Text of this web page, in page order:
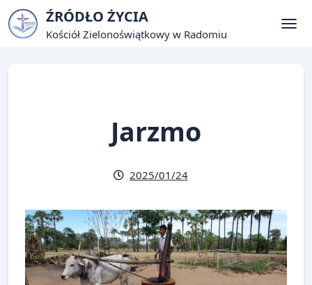
Skip
to
ŹRÓDŁO ŻYCIA
Kościół Zielonoświątkowy w Radomiu
Jarzmo
2025/01/24